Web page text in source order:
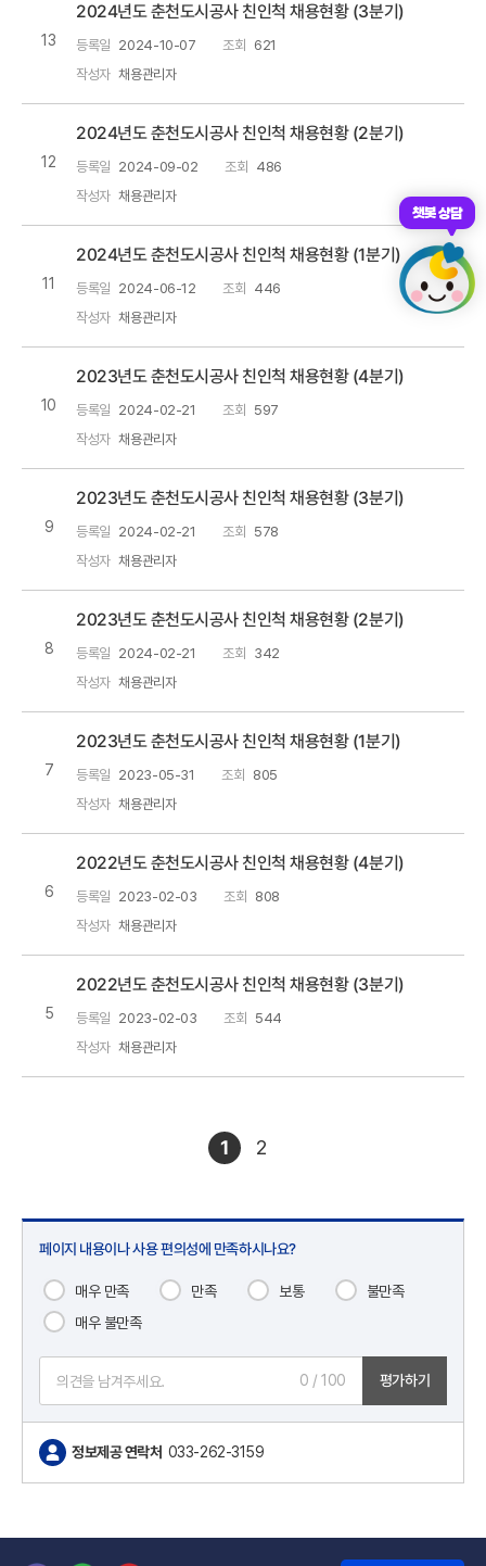
13
2024년도 춘천도시공사 친인척 채용현황 (3분기)
등록일 2024-10-07 조회 621
작성자 채용관리자
12
2024년도 춘천도시공사 친인척 채용현황 (2분기)
등록일 2024-09-02 조회 486
작성자 채용관리자
11
2024년도 춘천도시공사 친인척 채용현황 (1분기)
등록일 2024-06-12 조회 446
작성자 채용관리자
10
2023년도 춘천도시공사 친인척 채용현황 (4분기)
등록일 2024-02-21 조회 597
작성자 채용관리자
9
2023년도 춘천도시공사 친인척 채용현황 (3분기)
등록일 2024-02-21 조회 578
작성자 채용관리자
8
2023년도 춘천도시공사 친인척 채용현황 (2분기)
등록일 2024-02-21 조회 342
작성자 채용관리자
7
2023년도 춘천도시공사 친인척 채용현황 (1분기)
등록일 2023-05-31 조회 805
작성자 채용관리자
6
2022년도 춘천도시공사 친인척 채용현황 (4분기)
등록일 2023-02-03 조회 808
작성자 채용관리자
5
2022년도 춘천도시공사 친인척 채용현황 (3분기)
등록일 2023-02-03 조회 544
작성자 채용관리자
1 2
페이지 내용이나 사용 편의성에 만족하시나요?
매우 만족 만족 보통
불만족
매우 불만족
0 / 100 평가하기
정보제공 연락처 033-262-3159
챗봇 상담